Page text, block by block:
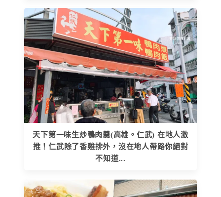
天下第一味生炒鴨肉羹(高雄。仁武) 在地人激
推！仁武除了香雞排外，沒在地人帶路你絕對
不知道...